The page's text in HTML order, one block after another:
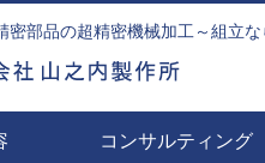
部品の超精密機械加工～組立
コンサルティング